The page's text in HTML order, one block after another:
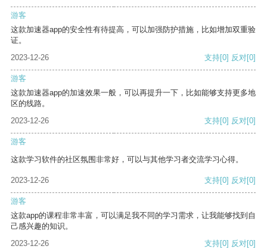
游客
这款加速器app的安全性有待提高，可以加强防护措施，比如增加双重验
证。
2023-12-26
支持[0] 反对[0]
游客
这款加速器app的加速效果一般，可以再提升一下，比如能够支持更多地
区的线路。
2023-12-26
支持[0] 反对[0]
游客
这款学习软件的社区氛围非常好，可以与其他学习者交流学习心得。
2023-12-26 支持[0] 反对[0]
游客
这款app的课程非常丰富，可以满足我不同的学习需求，让我能够找到自
己感兴趣的知识。
2023-12-26
支持[0] 反对[0]